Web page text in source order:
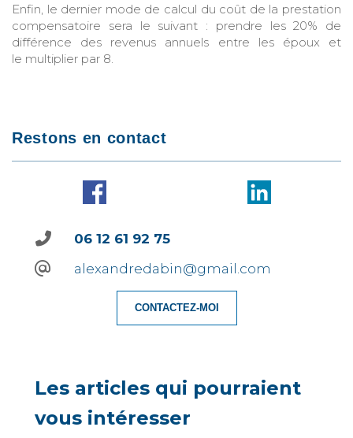
Enfin, le dernier mode de calcul du coût de la prestation
compensatoire sera le suivant : prendre les 20% de
différence des revenus annuels entre les époux et
le multiplier par 8.
Restons en contact
06 12 61 92 75
alexandredabin@gmail.com
CONTACTEZ-MOI
Les articles qui pourraient
vous intéresser